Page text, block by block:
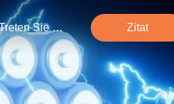
Treten Sie Mit Uns In Verbindung Zitat